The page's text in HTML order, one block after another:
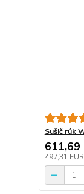
Sušič rúk
611,69
497,31 EUR